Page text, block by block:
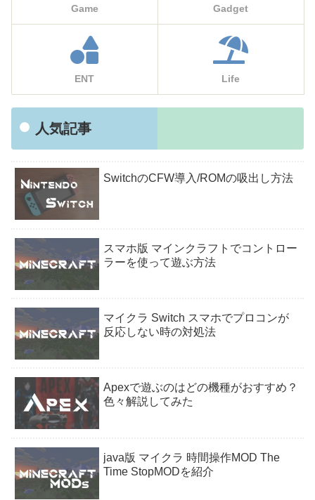
Game Gadget
ENT Life
人気記事
SwitchのCFW導入/ROMの吸出し方法
スマホ版 マインクラフトでコントロー
ラーを使って遊ぶ方法
マイクラ Switch スマホでプロコンが
反応しない時の対処法
Apexで遊ぶのはどの機種がおすすめ？
色々解説してみた
java版 マイクラ 時間操作MOD The
Time StopMODを紹介